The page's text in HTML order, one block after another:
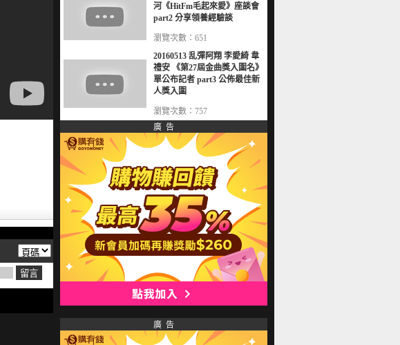
河《HitFm毛起來愛》座談會
part2 分享領養經驗談
瀏覽次數：651
20160513 乱彈阿翔 李愛綺 韋
禮安 《第27屆金曲獎入圍名》
單公布記者 part3 公佈最佳新
人獎入圍
瀏覽次數：757
廣 告
廣 告